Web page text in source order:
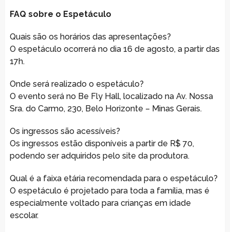
FAQ sobre o Espetáculo
Quais são os horários das apresentações?
O espetáculo ocorrerá no dia 16 de agosto, a partir das
17h.
Onde será realizado o espetáculo?
O evento será no Be Fly Hall, localizado na Av. Nossa
Sra. do Carmo, 230, Belo Horizonte – Minas Gerais.
Os ingressos são acessíveis?
Os ingressos estão disponíveis a partir de R$ 70,
podendo ser adquiridos pelo site da produtora.
Qual é a faixa etária recomendada para o espetáculo?
O espetáculo é projetado para toda a família, mas é
especialmente voltado para crianças em idade
escolar.